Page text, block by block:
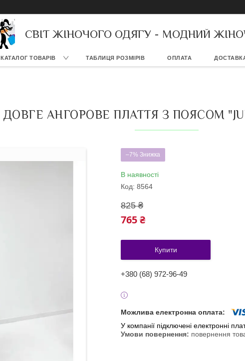
СВІТ ЖІНОЧОГО ОДЯГУ - МОДНИЙ
КАТАЛОГ ТОВАРІВ ТАБЛИЦЯ РОЗМІРІВ ОПЛАТА
ДОВГЕ АНГОРОВЕ ПЛАТТЯ З ПОЯСОМ
–7%
В наявності
Код: 8564
825 ₴
765 ₴
Купити
+380 (68) 972-96-49
У компанії підключені електронні
повернення